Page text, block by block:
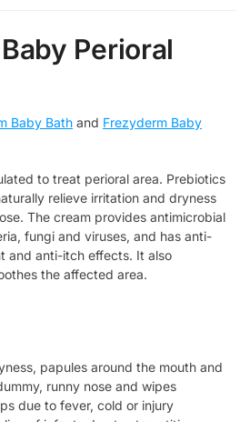
Perioral
Baby Bath and Frezyderm Baby
to treat perioral area. Prebiotics
relieve irritation and dryness
The cream provides antimicrobial
fungi and viruses, and has anti-
and anti-itch effects. It also
the affected area.
papules around the mouth and
runny nose and wipes
due to fever, cold or injury